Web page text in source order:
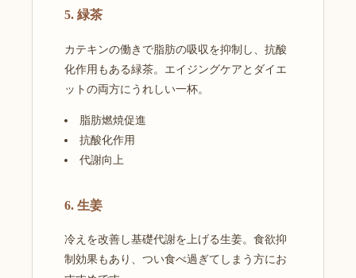
5. 緑茶
カテキンの働きで脂肪の吸収を抑制し、抗酸
化作用もある緑茶。エイジングケアとダイエ
ットの両方にうれしい一杯。
脂肪燃焼促進
抗酸化作用
代謝向上
6. 生姜
冷えを改善し基礎代謝を上げる生姜。食欲抑
制効果もあり、つい食べ過ぎてしまう方にお